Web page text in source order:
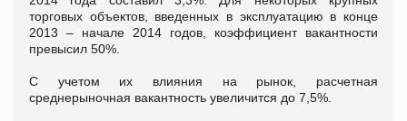
торговых объектов, введенных в эксплуатацию в конце
2013 – начале 2014 годов, коэффициент вакантности
превысил 50%.
С учетом их влияния на рынок, расчетная
среднерыночная вакантность увеличится до 7,5%.